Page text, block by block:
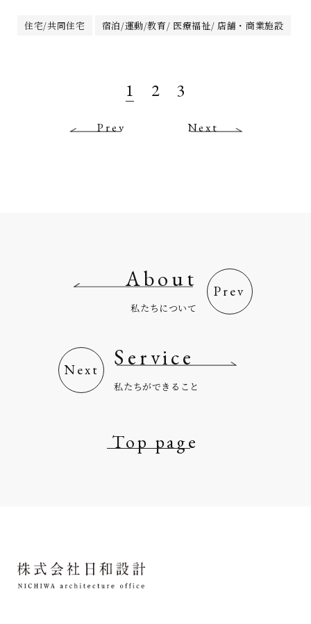
住宅/共同住宅 宿泊/運動/教育/ 医療福祉/ 店舗・商業施設
1 2 3
Next
Prev
About
私たちについて
Service
私たちができること
Top page